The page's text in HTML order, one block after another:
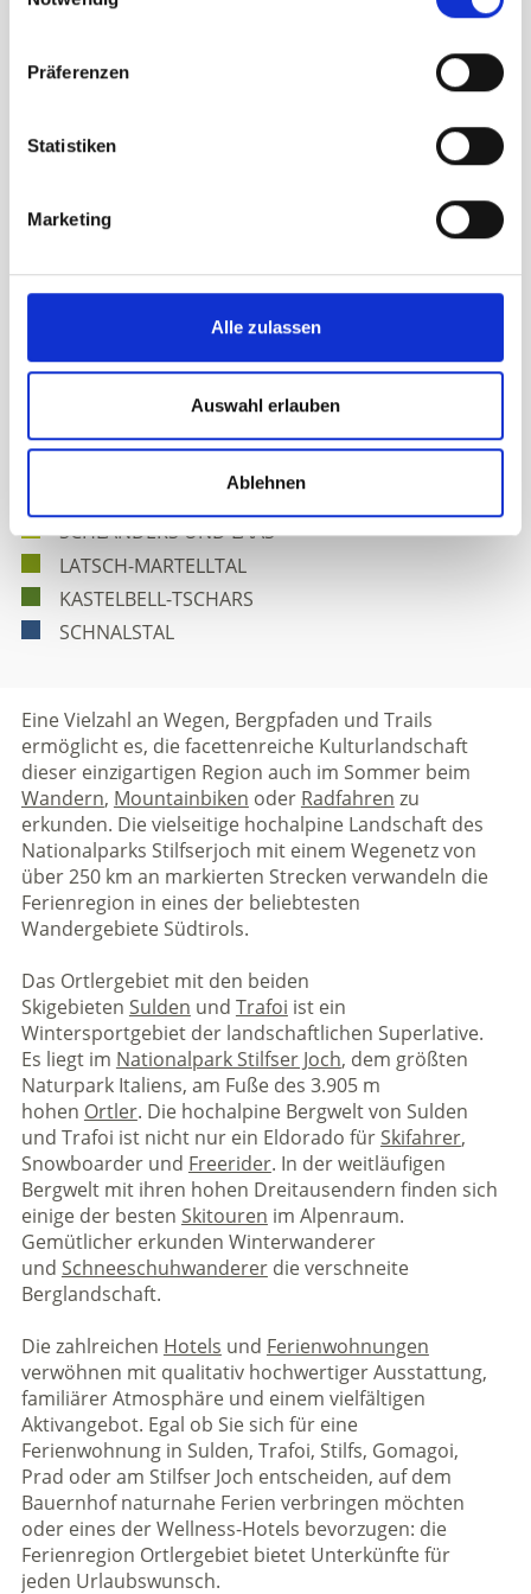
Präferenzen
Statistiken
Marketing
Alle zulassen
Auswahl erlauben
Ablehnen
bevorzugen: die Ferienregion Ortlergebiet bietet
Vinschgau und seine
Feriengebiete
PRAD AM STILFSERJOCH
SCHLANDERS UND LAAS
LATSCH-MARTELLTAL
KASTELBELL-TSCHARS
SCHNALSTAL
Eine Vielzahl an Wegen, Bergpfaden und Trails
ermöglicht es, die facettenreiche Kulturlandschaft
dieser einzigartigen Region auch im Sommer beim
Wandern, Mountainbiken oder Radfahren zu
erkunden. Die vielseitige hochalpine Landschaft des
Nationalparks Stilfserjoch mit einem Wegenetz von
über 250 km an markierten Strecken verwandeln die
Ferienregion in eines der beliebtesten
Wandergebiete Südtirols.
Das Ortlergebiet mit den beiden
Skigebieten Sulden und Trafoi ist ein
Wintersportgebiet der landschaftlichen Superlative.
Es liegt im Nationalpark Stilfser Joch, dem größten
Naturpark Italiens, am Fuße des 3.905 m
hohen Ortler. Die hochalpine Bergwelt von Sulden
und Trafoi ist nicht nur ein Eldorado fürSkifahrer,
Snowboarder und Freerider. In der weitläufigen
Bergwelt mit ihren hohen Dreitausendern finden sich
einige der besten Skitouren im Alpenraum.
Gemütlicher erkunden Winterwanderer
und Schneeschuhwandererdie verschneite
Berglandschaft.
Die zahlreichen Hotels und Ferienwohnungen
verwöhnen mit qualitativ hochwertiger Ausstattung,
familiärer Atmosphäre und einem vielfältigen
Aktivangebot. Egal ob Sie sich für eine
Ferienwohnung in Sulden, Trafoi, Stilfs, Gomagoi,
Prad oder am Stilfser Joch entscheiden, auf dem
Bauernhof naturnahe Ferien verbringen möchten
oder eines der Wellness-Hotels bevorzugen: die
Ferienregion Ortlergebiet bietet Unterkünfte für
jeden Urlaubswunsch.